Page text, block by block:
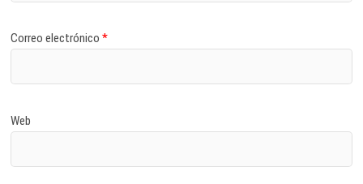
Correo electrónico*
Web